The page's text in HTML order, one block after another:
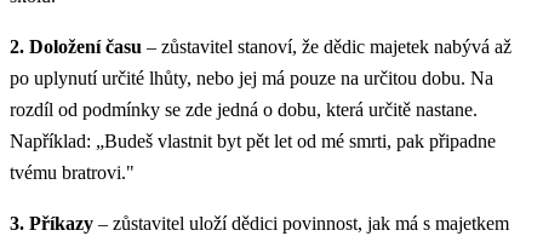
2. Doložení času – zůstavitel stanoví, že dědic majetek nabývá až
po uplynutí určité lhůty, nebo jej má pouze na určitou dobu. Na
rozdíl od podmínky se zde jedná o dobu, která určitě nastane.
Například: „Budeš vlastnit byt pět let od mé smrti, pak připadne
tvému bratrovi."
3. Příkazy – zůstavitel uloží dědici povinnost, jak má s majetkem